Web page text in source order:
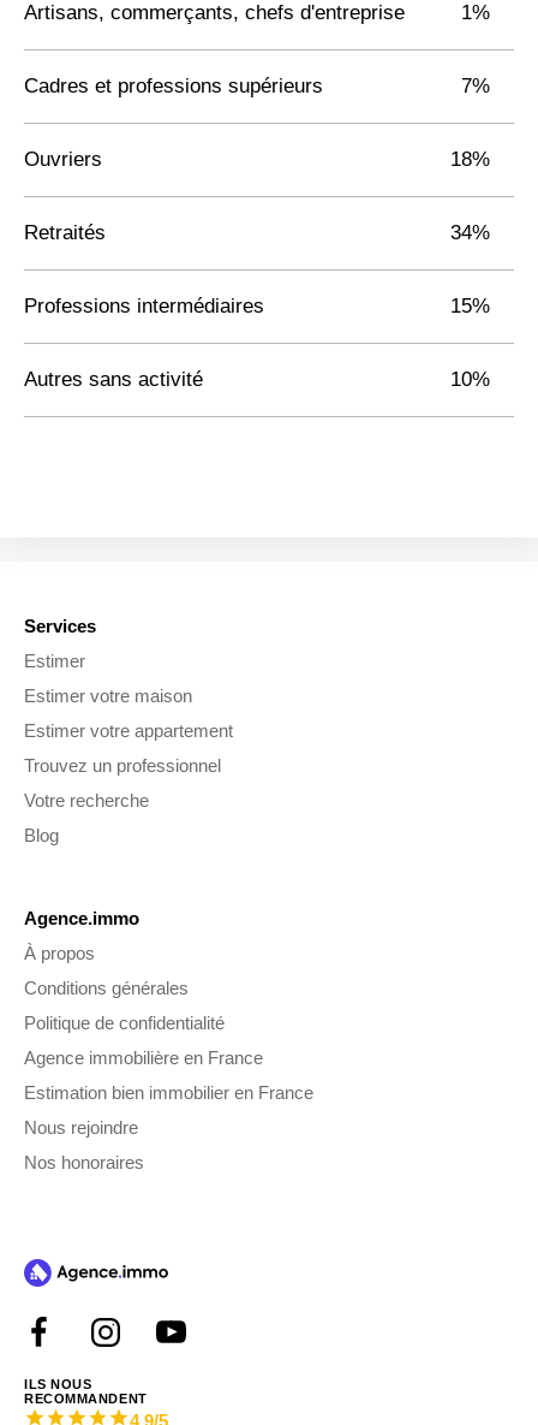
Artisans, commerçants, chefs d'entreprise 1%
Cadres et professions supérieurs 7%
Ouvriers 18%
Retraités 34%
Professions intermédiaires 15%
Autres sans activité 10%
Services
Estimer
Estimer votre maison
Estimer votre appartement
Trouvez un professionnel
Votre recherche
Blog
Agence.immo
À propos
Conditions générales
Politique de confidentialité
Agence immobilière en France
Estimation bien immobilier en France
Nous rejoindre
Nos honoraires
ILS NOUS
RECOMMANDENT